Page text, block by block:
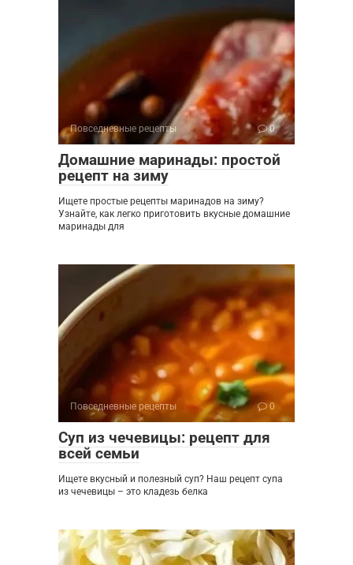
Повседневные рецепты 0
Домашние маринады: простой
рецепт на зиму
Ищете простые рецепты маринадов на зиму?
Узнайте, как легко приготовить вкусные домашние
маринады для
Повседневные рецепты 0
Суп из чечевицы: рецепт для
всей семьи
Ищете вкусный и полезный суп? Наш рецепт супа
из чечевицы – это кладезь белка